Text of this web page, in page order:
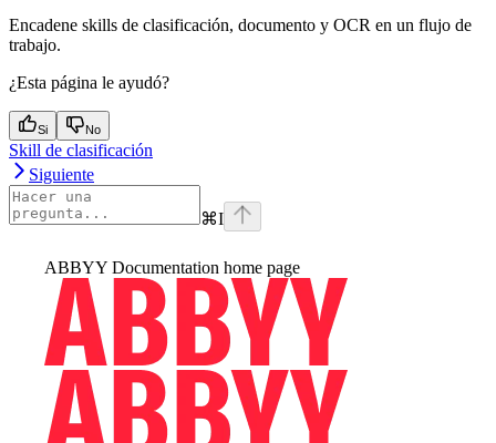
Encadene skills de clasificación, documento y OCR en un flujo de
trabajo.
¿Esta página le ayudó?
Si No
Skill de clasificación
Siguiente
⌘I
ABBYY Documentation home page